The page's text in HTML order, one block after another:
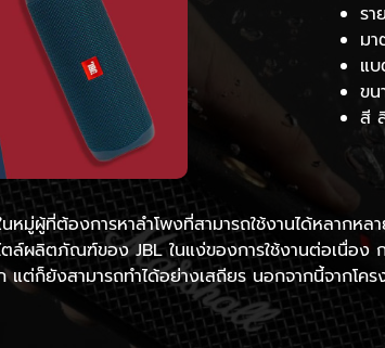
รา
ม
แบ
ขน
สี
หมู่ผู้ที่ต้องการหาลำโพงที่สามารถใช้งานได้หลาก
ผลิตภัณฑ์ของ JBL ในแง่ของการใช้งานต่อเนื่อง
ก็ยังสามารถทำได้อย่างเสถียร นอกจากนี้จากโคร